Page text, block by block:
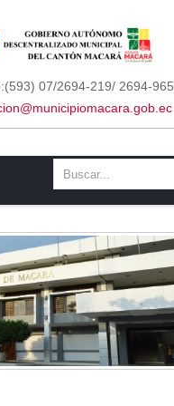
07/2694-219/ 2694-965